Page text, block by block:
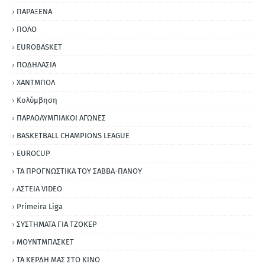
ΠΑΡΑΞΕΝΑ
ΠΟΛΟ
EUROBASKET
ΠΟΔΗΛΑΣΙΑ
ΧΑΝΤΜΠΟΛ
Κολύμβηση
ΠΑΡΑΟΛΥΜΠΙΑΚΟΙ ΑΓΩΝΕΣ
BASKETBALL CHAMPIONS LEAGUE
EUROCUP
ΤΑ ΠΡΟΓΝΩΣΤΙΚΑ ΤΟΥ ΣΑΒΒΑ-ΠΑΝΟΥ
ΑΣΤΕΙΑ VIDEO
Primeira Liga
ΣΥΣΤΗΜΑΤΑ ΓΙΑ ΤΖΟΚΕΡ
ΜΟΥΝΤΜΠΑΣΚΕΤ
ΤΑ ΚΕΡΔΗ ΜΑΣ ΣΤΟ ΚΙΝΟ